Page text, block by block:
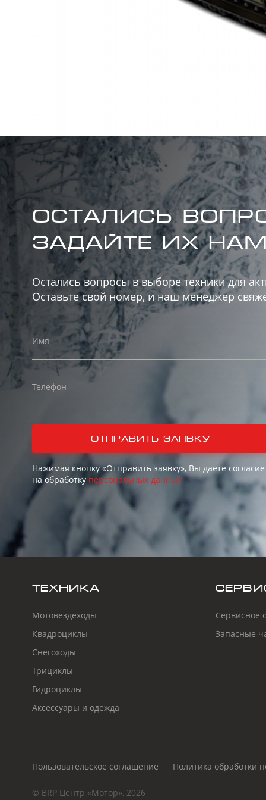
стекло 585 мм с
зеркалами Конек —
ОСТАЛИСЬ
ЗАДАЙТЕ ИХ
Остались вопросы в выборе техники для
Оставьте свой номер, и наш менеджер
Имя
Телефон
отправить заявку
Нажимая кнопку «Отправить заявку», Вы даете согласие
на обработку персональных данных
ТЕХНИКА
Мотовездеходы
Квадроциклы
Снегоходы
Трициклы
Гидроциклы
Аксессуары и одежда
Сервисное
Запасные
Пользовательское соглашение Политика обработки
© BRP Центр «Мотор», 2026